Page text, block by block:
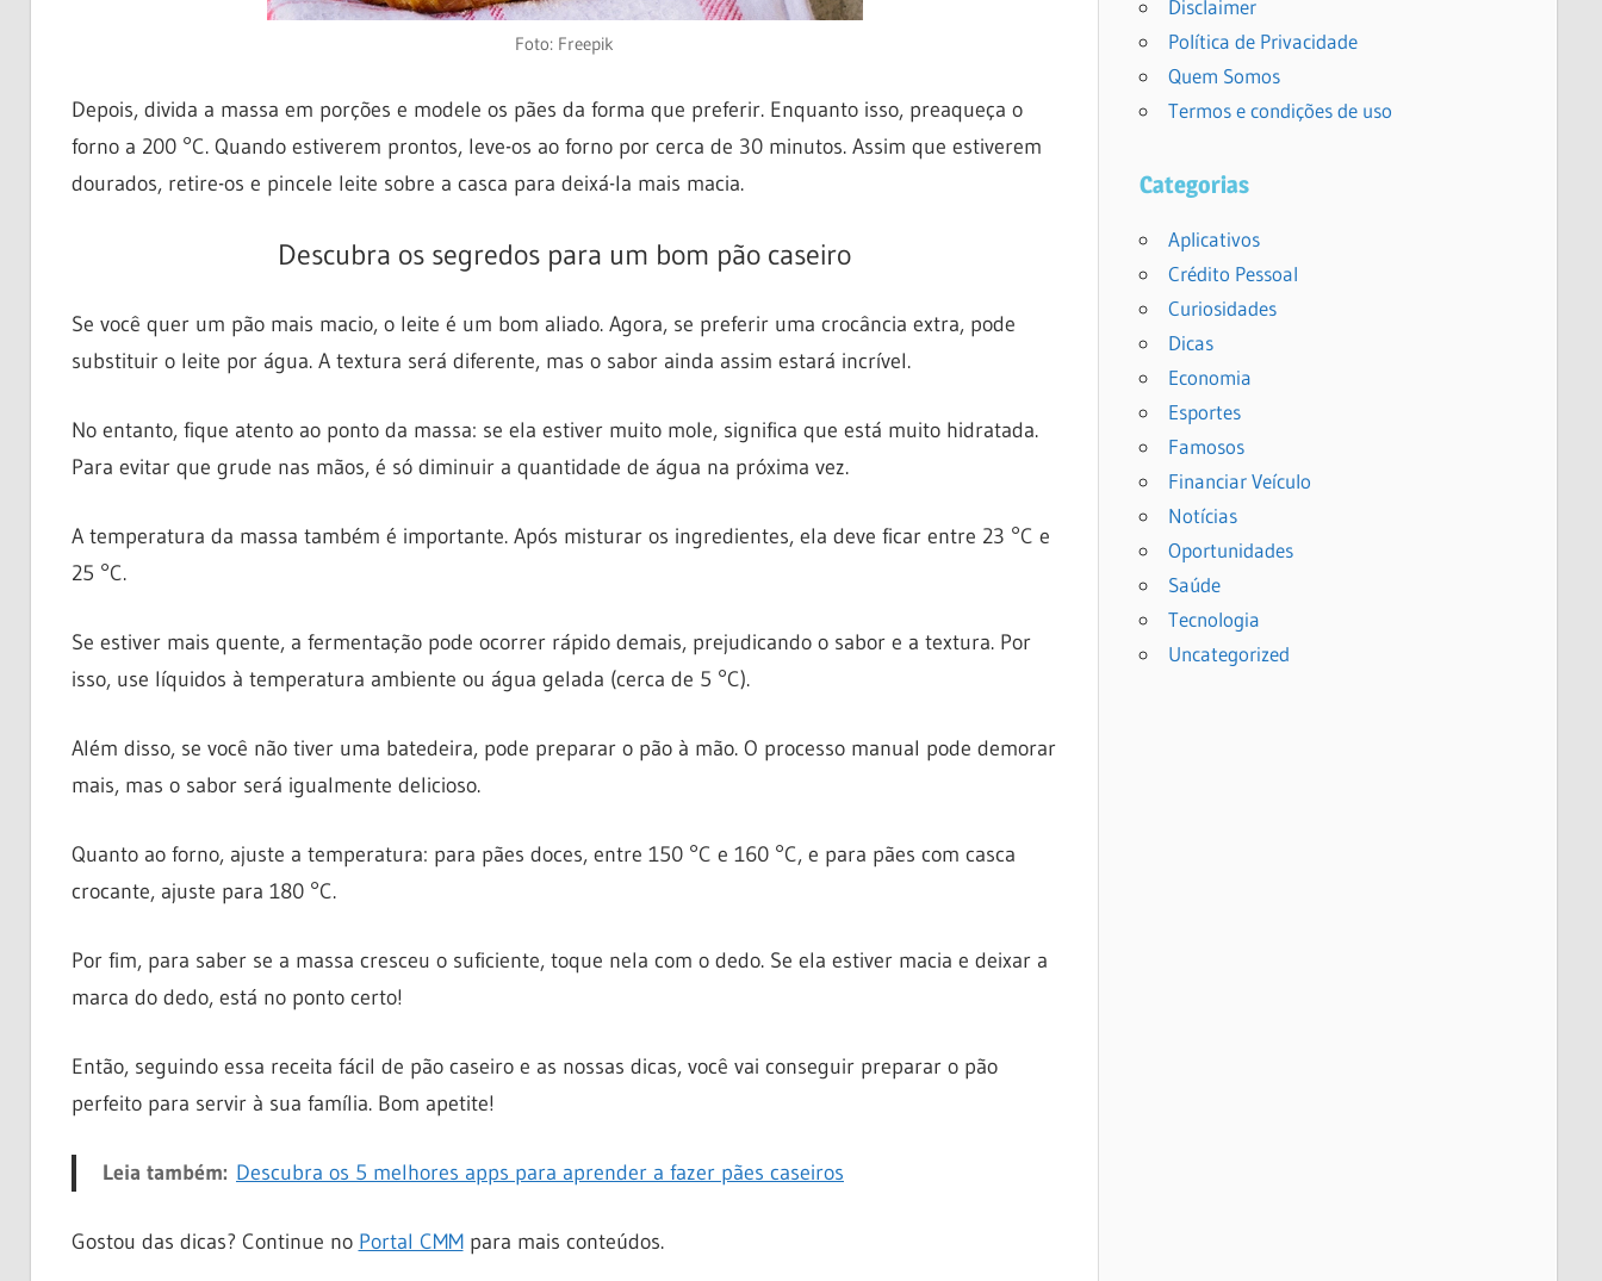
Foto: Freepik
Depois, divida a massa em porções e modele os pães da forma que preferir. Enquanto isso, preaqueça o
forno a 200 °C. Quando estiverem prontos, leve-os ao forno por cerca de 30 minutos. Assim que estiverem
dourados, retire-os e pincele leite sobre a casca para deixá-la mais macia.
Descubra os segredos para um bom pão caseiro
Se você quer um pão mais macio, o leite é um bom aliado. Agora, se preferir uma crocância extra, pode
substituir o leite por água. A textura será diferente, mas o sabor ainda assim estará incrível.
No entanto, fique atento ao ponto da massa: se ela estiver muito mole, significa que está muito hidratada.
Para evitar que grude nas mãos, é só diminuir a quantidade de água na próxima vez.
A temperatura da massa também é importante. Após misturar os ingredientes, ela deve ficar entre 23 °C e
25 °C.
Se estiver mais quente, a fermentação pode ocorrer rápido demais, prejudicando o sabor e a textura. Por
isso, use líquidos à temperatura ambiente ou água gelada (cerca de 5 °C).
Além disso, se você não tiver uma batedeira, pode preparar o pão à mão. O processo manual pode demorar
mais, mas o sabor será igualmente delicioso.
Quanto ao forno, ajuste a temperatura: para pães doces, entre 150 °C e 160 °C, e para pães com casca
crocante, ajuste para 180 °C.
Por fim, para saber se a massa cresceu o suficiente, toque nela com o dedo. Se ela estiver macia e deixar a
marca do dedo, está no ponto certo!
Então, seguindo essa receita fácil de pão caseiro e as nossas dicas, você vai conseguir preparar o pão
perfeito para servir à sua família. Bom apetite!
Leia também: Descubra os 5 melhores apps para aprender a fazer pães caseiros
Gostou das dicas? Continue no Portal CMMpara mais conteúdos.
Disclaimer
Política de Privacidade
Quem Somos
Termos e condições de uso
Categorias
Aplicativos
Crédito Pessoal
Curiosidades
Dicas
Economia
Esportes
Famosos
Financiar Veículo
Notícias
Oportunidades
Saúde
Tecnologia
Uncategorized